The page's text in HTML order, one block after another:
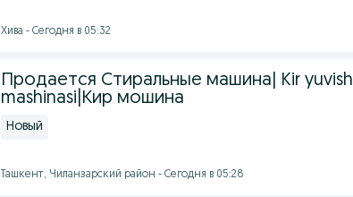
Хива - Сегодня в 05:32
Продается Стиральные машина| Kir yuvish
mashinasi|Кир мошина
Новый
Ташкент, Чиланзарский район - Сегодня в 05:28